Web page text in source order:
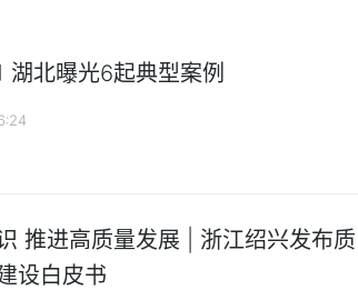
湖北曝光6起典型案例
推进高质量发展 | 浙江绍兴发布质
设白皮书